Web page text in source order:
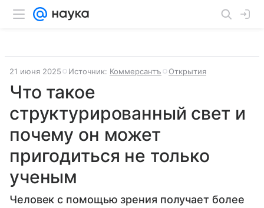
21 июня 2025 Источник: Коммерсантъ Открытия
Что такое
структурированный свет и
почему он может
пригодиться не только
ученым
Человек с помощью зрения получает более